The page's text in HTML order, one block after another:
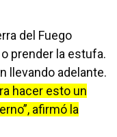
del Fuego
prender la estufa.
llevando adelante.
hacer esto un
afirmó la